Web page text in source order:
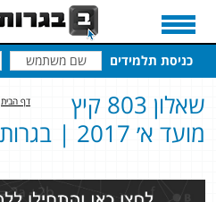
כניסת תלמידים
דף הבית
שאלון 803 קיץ
מועד א׳ 2017 | בגרות אונליין